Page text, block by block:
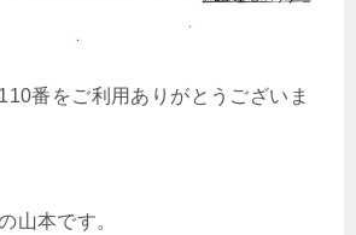
番をご利用ありがとうございま
山本です。